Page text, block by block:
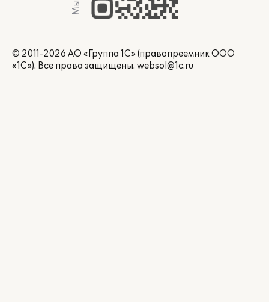
© 2011-2026 АО «Группа 1С» (правопреемник ООО
«1С»). Все права защищены. websol@1c.ru